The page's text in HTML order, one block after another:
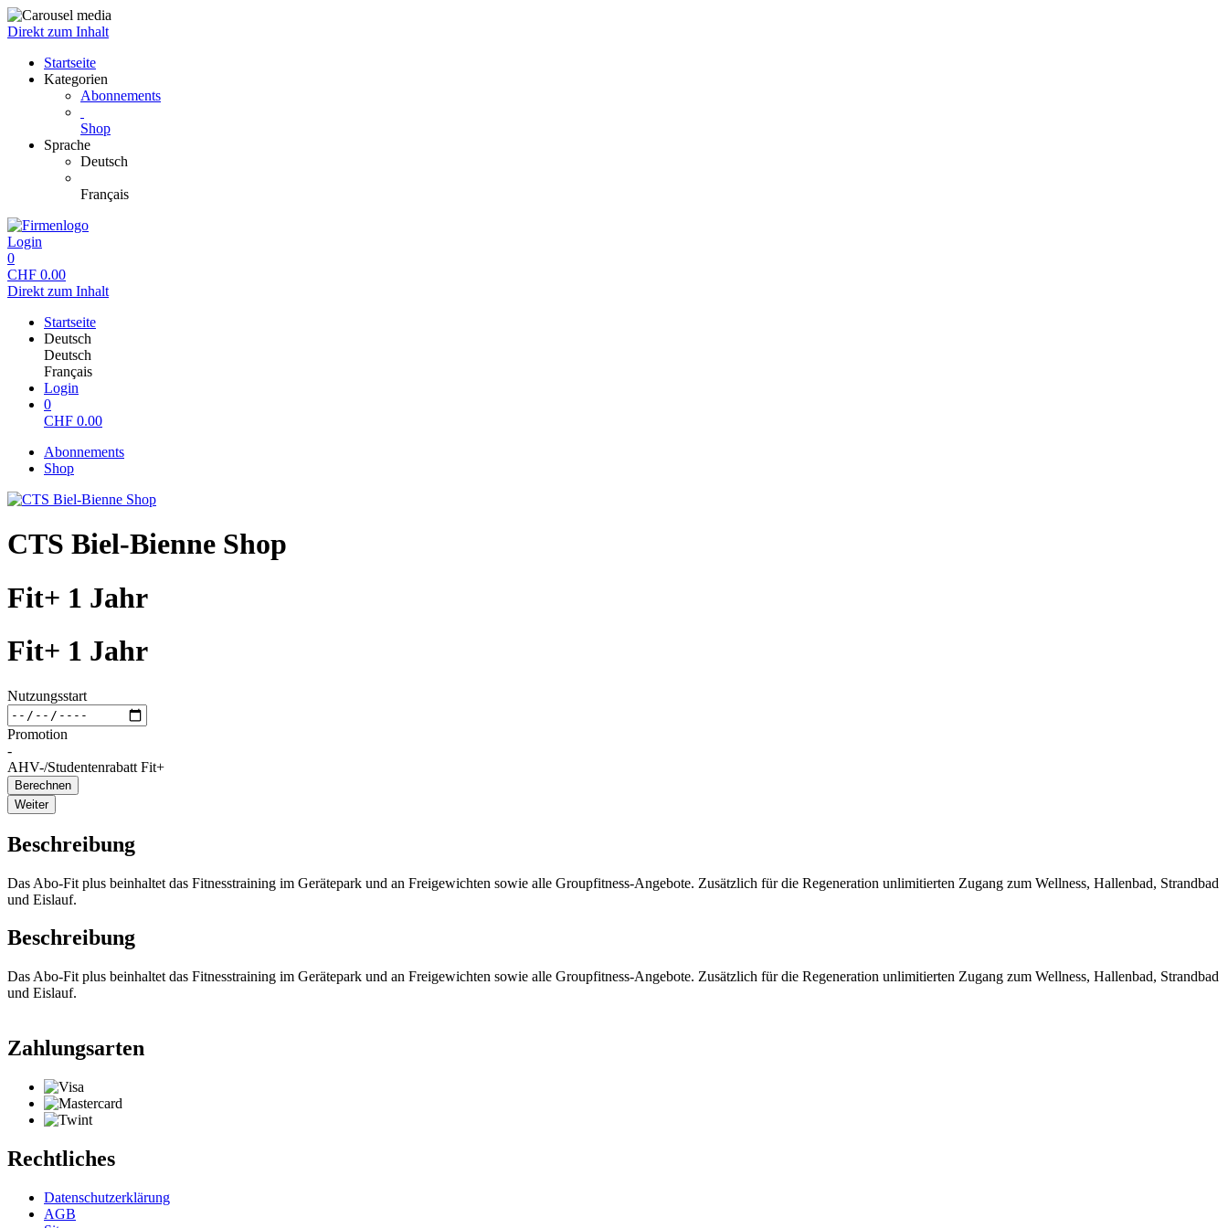
Direkt zum Inhalt
Startseite
Kategorien
Abonnements
Shop
Sprache
Deutsch
Français
Login
0
CHF 0.00
Direkt zum Inhalt
Startseite
Deutsch
Deutsch
Français
Login
0
CHF 0.00
Abonnements
Shop
CTS Biel-Bienne Shop
Fit+ 1 Jahr
Fit+ 1 Jahr
Nutzungsstart
Promotion
-
AHV-/Studentenrabatt Fit+
Berechnen
Weiter
Beschreibung
Das Abo-Fit plus beinhaltet das Fitnesstraining im Gerätepark und an Freigewichten sowie alle Groupfitness-Angebote. Zusätzlich für die Regeneration unlimitierten Zugang zum Wellness, Hallenbad, Strandbad
und Eislauf.
Beschreibung
Das Abo-Fit plus beinhaltet das Fitnesstraining im Gerätepark und an Freigewichten sowie alle Groupfitness-Angebote. Zusätzlich für die Regeneration unlimitierten Zugang zum Wellness, Hallenbad, Strandbad
und Eislauf.
Zahlungsarten
Rechtliches
Datenschutzerklärung
AGB